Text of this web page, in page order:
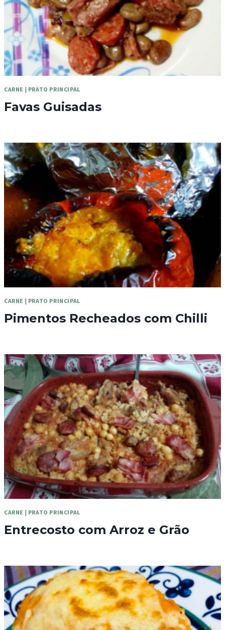
CARNE | PRATO PRINCIPAL
Favas Guisadas
CARNE | PRATO PRINCIPAL
Pimentos Recheados com Chilli
CARNE | PRATO PRINCIPAL
Entrecosto com Arroz e Grão